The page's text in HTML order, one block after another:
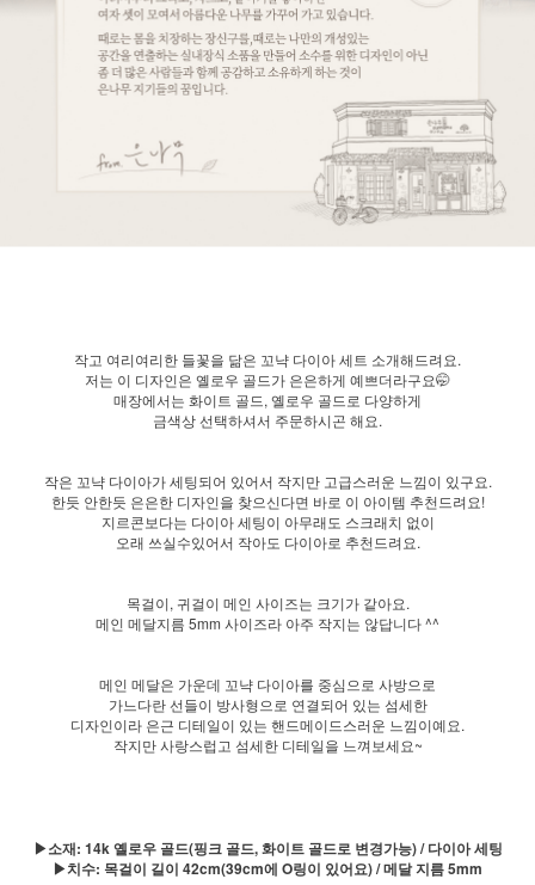
작고 여리여리한 들꽃을 닮은 꼬냑 다이아 세트 소개해드려요.
저는 이 디자인은 옐로우 골드가 은은하게 예쁘더라구요🤭
매장에서는 화이트 골드, 옐로우 골드로 다양하게
금색상 선택하셔서 주문하시곤 해요.
작은 꼬냑 다이아가 세팅되어 있어서 작지만 고급스러운 느낌이 있구요.
한듯 안한듯 은은한 디자인을 찾으신다면 바로 이 아이템 추천드려요!
지르콘보다는 다이아 세팅이 아무래도 스크래치 없이
오래 쓰실수있어서 작아도 다이아로 추천드려요.
목걸이, 귀걸이 메인 사이즈는 크기가 같아요.
메인 메달지름 5mm 사이즈라 아주 작지는 않답니다 ^^
메인 메달은 가운데 꼬냑 다이아를 중심으로 사방으로
가느다란 선들이 방사형으로 연결되어 있는 섬세한
디자인이라 은근 디테일이 있는 핸드메이드스러운 느낌이예요.
작지만 사랑스럽고 섬세한 디테일을 느껴보세요~
▶소재: 14k 옐로우 골드(핑크 골드, 화이트 골드로 변경가능) / 다이아 세팅
▶치수: 목걸이 길이 42cm(39cm에 O링이 있어요) / 메달 지름 5mm